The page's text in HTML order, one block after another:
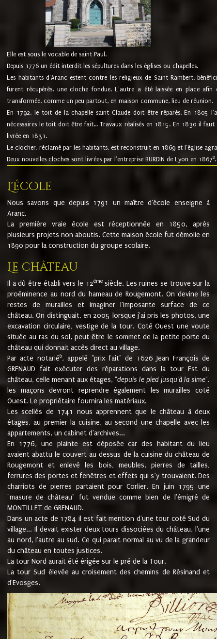
Elle est sous le vocable de saint Paul.
Depuis 1776 un édit interdit les sépultures dans les églises ou chapelles.
Les habitants d'Aranc estent contre les religieux de Saint Rambert,
furent récupérés, une cloche fondue. L'autre a été laissée en place
transformée, comme un peu partout, en maison commune, lieu de réunion.
En 1792, le toit de la chapelle saint Claude doit être réparés. En 1805
nécessaires le toit doit être fait... Travaux réalisés en 1815. En 1830 il
livrée en 1831.
Le clocher, réclamé par les habitants, est reconstruit en 1869 et l'église
Deux nouvelles cloches sont livrées par l'entreprise BURDIN de Lyon en 18678.
L'école
Nous savons que depuis 1791 un maître d'école enseigne à
Aranc.
La première vraie école est réceptionnée en 1850, après
plusieurs projets non aboutis. Cette maison école fut démolie en
1890 pour la construction du groupe scolaire.
Le château
Il a dû être établi vers le 12èmesiècle. Les ruines se trouve sur la
proéminence au nord du hameau de Rougemont. On devine les
restes de murailles et imaginer l'imposante surface de ce
château. On distinguait, en 2005 lorsque j'ai pris les photos, une
excavation circulaire, vestige de la tour. Coté Ouest une voute
située au ras du sol, peut être le sommet de la petite porte du
château qui donnait accès direct au village.
Par acte notarié6, appelé "prix fait" de 1626 Jean François de
GRENAUD fait exécuter des réparations dans la tour Est du
château, celle menant aux étages, "depuis le pied jusqu'à la sime".
les maçons devront reprendre également les murailles coté
Ouest. Le propriétaire fournira les matériaux.
Les scellés de 1741 nous apprennent que le château à deux
étages, au premier la cuisine, au second une chapelle avec les
appartements, un cabinet d'archives...
En 1776, une plainte est déposée car des habitant du lieu
avaient abattu le couvert au dessus de la cuisine du château de
Rougemont et enlevé les bois, meubles, pierres de tailles,
ferrures des portes et fenêtres et effets qui s’y trouvaient. Des
charriots de pierres partaient pour Corlier. En juin 1795 une
"masure de château" fut vendue comme bien de l'émigré de
MONTILLET de GRENAUD.
Dans un acte de 1784 il est fait mention d'une tour coté Sud du
village... Il devait exister deux tours dissociées du château, l'une
au nord, l'autre au sud. Ce qui parait normal au vu de la grandeur
du château en toutes justices.
La tour Nord aurait été érigée sur le pré de la Tour.
La tour Sud élevée au croisement des chemins de Résinand et
d'Evosges.